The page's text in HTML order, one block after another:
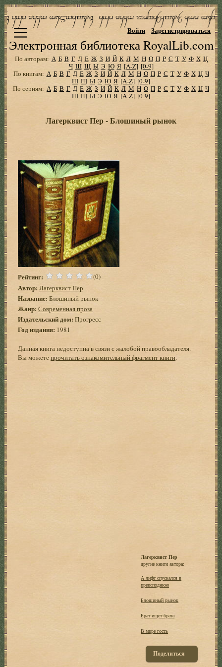
Электронная библиотека RoyalLib.com
Войти Зарегистрироваться
По авторам: А Б В Г Д Е Ж З И Й К Л М Н О П Р С Т У Ф Х Ц
Ч Ш Щ Ы Э Ю Я [A-Z] [0-9]
По книгам: А Б В Г Д Е Ж З И Й К Л М Н О П Р С Т У Ф Х Ц Ч
Ш Щ Ы Э Ю Я [A-Z] [0-9]
По сериям: А Б В Г Д Е Ж З И Й К Л М Н О П Р С Т У Ф Х Ц Ч
Ш Щ Ы Э Ю Я [A-Z] [0-9]
Лагерквист Пер - Блошиный рынок
Рейтинг: (0)
Автор: Лагерквист Пер
Название: Блошиный рынок
Жанр: Современная проза
Издательский дом: Прогресс
Год издания: 1981
Данная книга недоступна в связи с жалобой правообладателя.
Вы можетепрочитать ознакомительный фрагмент книги.
Лагерквист Пер
другие книги автора:
А лифт спускался в
преисподнюю
Блошиный рынок
Брат ищет брата
В мире гость
Поделиться